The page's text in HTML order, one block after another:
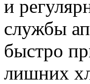
и
службы
быстро
лишних